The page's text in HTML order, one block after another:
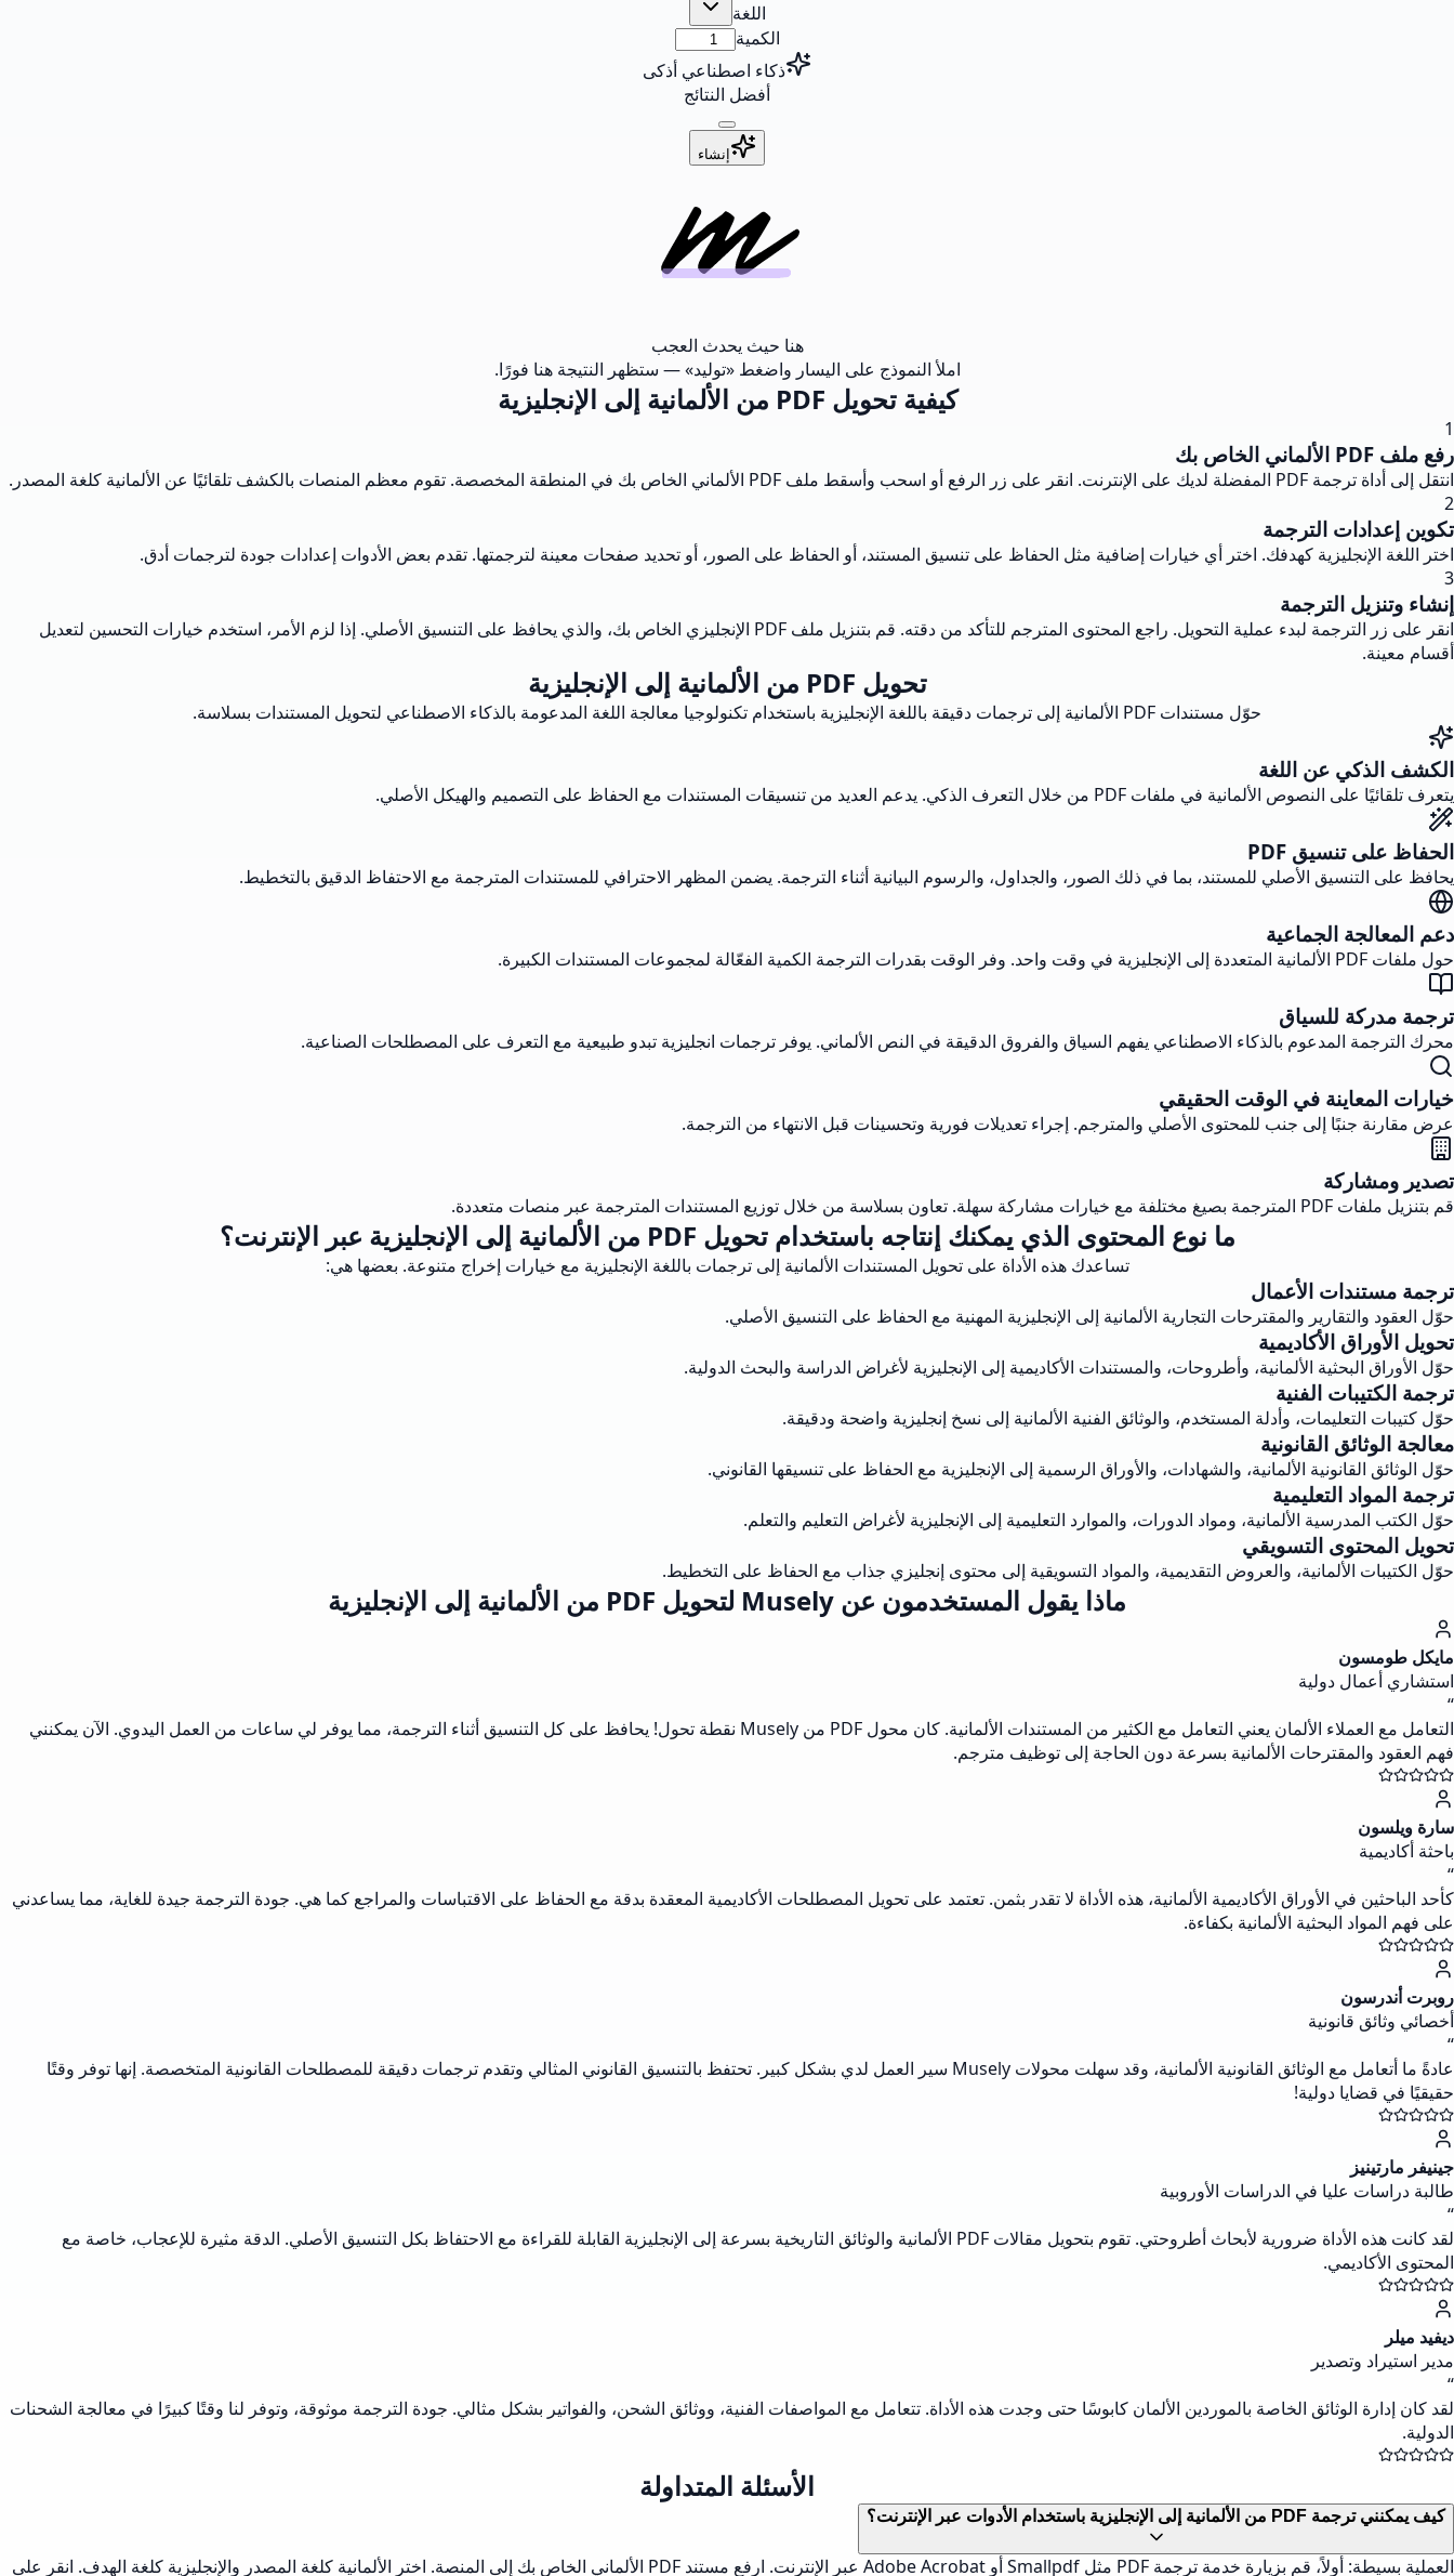
اللغة
الكمية
ذكاء اصطناعي أذكى
أفضل النتائج
إنشاء
هنا حيث يحدث العجب
املأ النموذج على اليسار واضغط «توليد» — ستظهر النتيجة هنا فورًا.
كيفية تحويل PDF من الألمانية إلى الإنجليزية
1
رفع ملف PDF الألماني الخاص بك
انتقل إلى أداة ترجمة PDF المفضلة لديك على الإنترنت. انقر على زر الرفع أو اسحب وأسقط ملف PDF الألماني الخاص بك في المنطقة المخصصة. تقوم معظم المنصات بالكشف تلقائيًا عن الألمانية كلغة المصدر.
2
تكوين إعدادات الترجمة
اختر اللغة الإنجليزية كهدفك. اختر أي خيارات إضافية مثل الحفاظ على تنسيق المستند، أو الحفاظ على الصور، أو تحديد صفحات معينة لترجمتها. تقدم بعض الأدوات إعدادات جودة لترجمات أدق.
3
إنشاء وتنزيل الترجمة
انقر على زر الترجمة لبدء عملية التحويل. راجع المحتوى المترجم للتأكد من دقته. قم بتنزيل ملف PDF الإنجليزي الخاص بك، والذي يحافظ على التنسيق الأصلي. إذا لزم الأمر، استخدم خيارات التحسين لتعديل
أقسام معينة.
تحويل PDF من الألمانية إلى الإنجليزية
حوّل مستندات PDF الألمانية إلى ترجمات دقيقة باللغة الإنجليزية باستخدام تكنولوجيا معالجة اللغة المدعومة بالذكاء الاصطناعي لتحويل المستندات بسلاسة.
الكشف الذكي عن اللغة
يتعرف تلقائيًا على النصوص الألمانية في ملفات PDF من خلال التعرف الذكي. يدعم العديد من تنسيقات المستندات مع الحفاظ على التصميم والهيكل الأصلي.
الحفاظ على تنسيق PDF
يحافظ على التنسيق الأصلي للمستند، بما في ذلك الصور، والجداول، والرسوم البيانية أثناء الترجمة. يضمن المظهر الاحترافي للمستندات المترجمة مع الاحتفاظ الدقيق بالتخطيط.
دعم المعالجة الجماعية
حول ملفات PDF الألمانية المتعددة إلى الإنجليزية في وقت واحد. وفر الوقت بقدرات الترجمة الكمية الفعّالة لمجموعات المستندات الكبيرة.
ترجمة مدركة للسياق
محرك الترجمة المدعوم بالذكاء الاصطناعي يفهم السياق والفروق الدقيقة في النص الألماني. يوفر ترجمات انجليزية تبدو طبيعية مع التعرف على المصطلحات الصناعية.
خيارات المعاينة في الوقت الحقيقي
عرض مقارنة جنبًا إلى جنب للمحتوى الأصلي والمترجم. إجراء تعديلات فورية وتحسينات قبل الانتهاء من الترجمة.
تصدير ومشاركة
قم بتنزيل ملفات PDF المترجمة بصيغ مختلفة مع خيارات مشاركة سهلة. تعاون بسلاسة من خلال توزيع المستندات المترجمة عبر منصات متعددة.
ما نوع المحتوى الذي يمكنك إنتاجه باستخدام تحويل PDF من الألمانية إلى الإنجليزية عبر الإنترنت؟
تساعدك هذه الأداة على تحويل المستندات الألمانية إلى ترجمات باللغة الإنجليزية مع خيارات إخراج متنوعة. بعضها هي:
ترجمة مستندات الأعمال
حوّل العقود والتقارير والمقترحات التجارية الألمانية إلى الإنجليزية المهنية مع الحفاظ على التنسيق الأصلي.
تحويل الأوراق الأكاديمية
حوّل الأوراق البحثية الألمانية، وأطروحات، والمستندات الأكاديمية إلى الإنجليزية لأغراض الدراسة والبحث الدولية.
ترجمة الكتيبات الفنية
حوّل كتيبات التعليمات، وأدلة المستخدم، والوثائق الفنية الألمانية إلى نسخ إنجليزية واضحة ودقيقة.
معالجة الوثائق القانونية
حوّل الوثائق القانونية الألمانية، والشهادات، والأوراق الرسمية إلى الإنجليزية مع الحفاظ على تنسيقها القانوني.
ترجمة المواد التعليمية
حوّل الكتب المدرسية الألمانية، ومواد الدورات، والموارد التعليمية إلى الإنجليزية لأغراض التعليم والتعلم.
تحويل المحتوى التسويقي
حوّل الكتيبات الألمانية، والعروض التقديمية، والمواد التسويقية إلى محتوى إنجليزي جذاب مع الحفاظ على التخطيط.
ماذا يقول المستخدمون عن Musely لتحويل PDF من الألمانية إلى الإنجليزية
مايكل طومسون
استشاري أعمال دولية
“
التعامل مع العملاء الألمان يعني التعامل مع الكثير من المستندات الألمانية. كان محول PDF من Musely نقطة تحول! يحافظ على كل التنسيق أثناء الترجمة، مما يوفر لي ساعات من العمل اليدوي. الآن يمكنني
فهم العقود والمقترحات الألمانية بسرعة دون الحاجة إلى توظيف مترجم.
سارة ويلسون
باحثة أكاديمية
“
كأحد الباحثين في الأوراق الأكاديمية الألمانية، هذه الأداة لا تقدر بثمن. تعتمد على تحويل المصطلحات الأكاديمية المعقدة بدقة مع الحفاظ على الاقتباسات والمراجع كما هي. جودة الترجمة جيدة للغاية، مما يساعدني
على فهم المواد البحثية الألمانية بكفاءة.
روبرت أندرسون
أخصائي وثائق قانونية
“
عادةً ما أتعامل مع الوثائق القانونية الألمانية، وقد سهلت محولات Musely سير العمل لدي بشكل كبير. تحتفظ بالتنسيق القانوني المثالي وتقدم ترجمات دقيقة للمصطلحات القانونية المتخصصة. إنها توفر وقتًا
حقيقيًا في قضايا دولية!
جينيفر مارتينيز
طالبة دراسات عليا في الدراسات الأوروبية
“
لقد كانت هذه الأداة ضرورية لأبحاث أطروحتي. تقوم بتحويل مقالات PDF الألمانية والوثائق التاريخية بسرعة إلى الإنجليزية القابلة للقراءة مع الاحتفاظ بكل التنسيق الأصلي. الدقة مثيرة للإعجاب، خاصة مع
المحتوى الأكاديمي.
ديفيد ميلر
مدير استيراد وتصدير
“
لقد كان إدارة الوثائق الخاصة بالموردين الألمان كابوسًا حتى وجدت هذه الأداة. تتعامل مع المواصفات الفنية، ووثائق الشحن، والفواتير بشكل مثالي. جودة الترجمة موثوقة، وتوفر لنا وقتًا كبيرًا في معالجة الشحنات
الدولية.
الأسئلة المتداولة
كيف يمكنني ترجمة PDF من الألمانية إلى الإنجليزية باستخدام الأدوات عبر الإنترنت؟
العملية بسيطة: أولاً، قم بزيارة خدمة ترجمة PDF مثل Smallpdf أو Adobe Acrobat عبر الإنترنت. ارفع مستند PDF الألماني الخاص بك إلى المنصة. اختر الألمانية كلغة المصدر والإنجليزية كلغة الهدف. انقر على